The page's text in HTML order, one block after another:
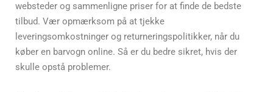
websteder og sammenligne priser for at finde de bedste
tilbud. Vær opmærksom på at tjekke
leveringsomkostninger og returneringspolitikker, når du
køber en barvogn online. Så er du bedre sikret, hvis der
skulle opstå problemer.